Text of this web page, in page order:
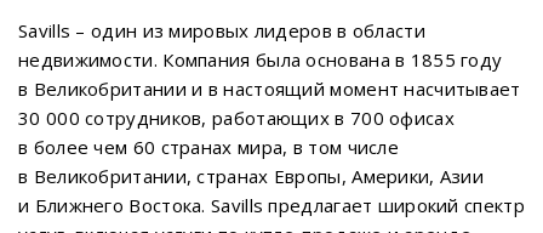
Savills – один из мировых лидеров в области
недвижимости. Компания была основана в 1855 году
в Великобритании и в настоящий момент насчитывает
30 000 сотрудников, работающих в 700 офисах
в более чем 60 странах мира, в том числе
в Великобритании, странах Европы, Америки, Азии
и Ближнего Востока. Savills предлагает широкий спектр